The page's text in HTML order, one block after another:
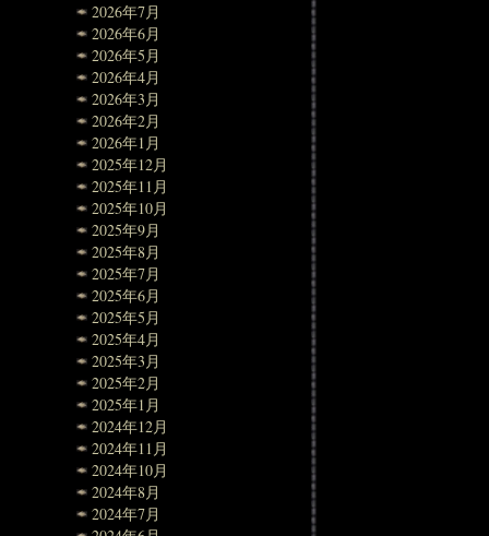
2026年7月
2026年6月
2026年5月
2026年4月
2026年3月
2026年2月
2026年1月
2025年12月
2025年11月
2025年10月
2025年9月
2025年8月
2025年7月
2025年6月
2025年5月
2025年4月
2025年3月
2025年2月
2025年1月
2024年12月
2024年11月
2024年10月
2024年8月
2024年7月